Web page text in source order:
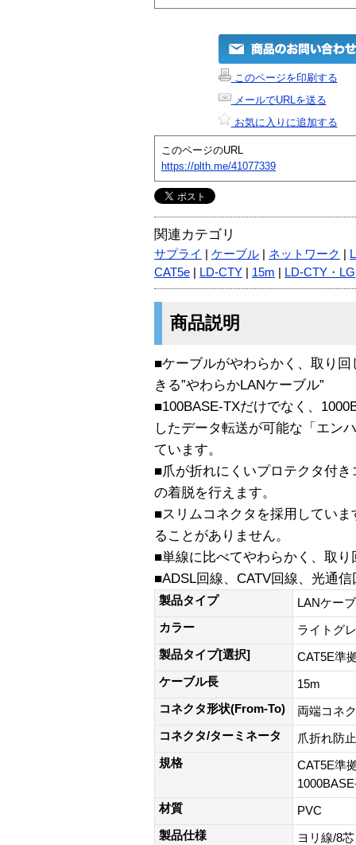
このページを印刷する
メールでURLを送る
お気に入りに追加する
このページのURL
https://plth.me/41077339
関連カテゴリ
サプライ ケーブル ネットワーク
CAT5e
LD-CTY 15m LD-CTY・LG
商品説明
■ケーブルがやわらかく、取り
きる”やわらかLANケーブル”
■100BASE-TXだけでなく、
したデータ転送が可能な「エン
ています。
■爪が折れにくいプロテクタ付
の着脱を行えます。
■スリムコネクタを採用してい
ることがありません。
■単線に比べてやわらかく、取
■ADSL回線、CATV回線、光通
製品タイプ
LANケー
カラー
ライトグ
製品タイプ[選択]
CAT5E準
ケーブル長
15m
コネクタ形状(From-To)
両端コネ
コネクタ/ターミネータ
爪折れ防
規格
CAT5E準
材質
PVC
製品仕様
ヨリ線/8